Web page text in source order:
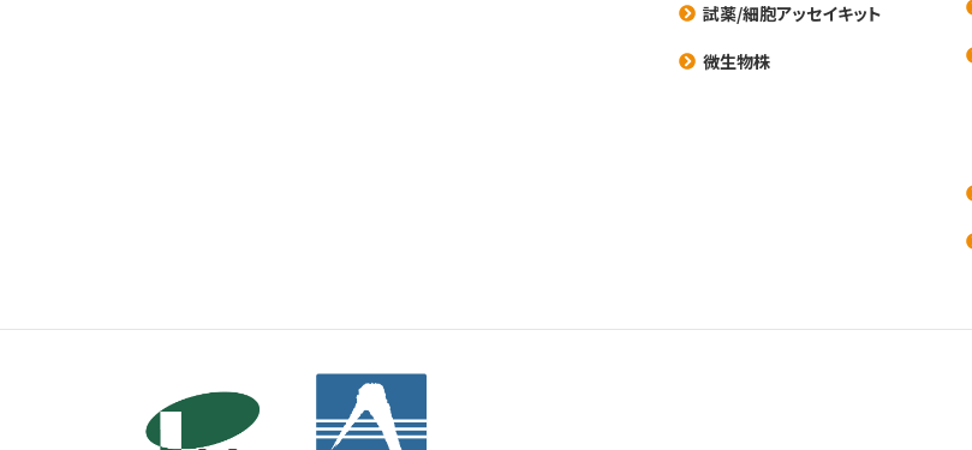
試薬/細胞アッセイキット
微生物株